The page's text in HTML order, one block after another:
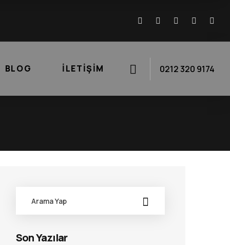
BLOG İLETIŞIM 0212 320 9174
Son Yazılar